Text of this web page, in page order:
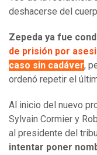
deshacerse del
Zepeda ya fue
de prisión por
caso sin cadáver,
ordenó repetir el
Al inicio del nuevo
Sylvain Cormier y
al presidente del
intentar poner